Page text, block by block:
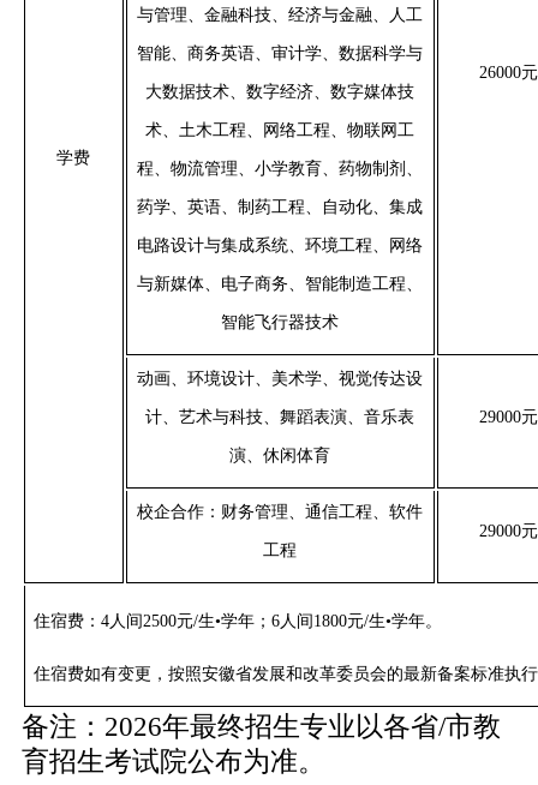
学费
与管理、金融科技、经济与金融、人工
智能、商务英语、审计学、数据科学与
大数据技术、数字经济、数字媒体技
术、土木工程、网络工程、物联网工
程、物流管理、小学教育、药物制剂、
药学、英语、制药工程、自动化、集成
电路设计与集成系统、环境工程、网络
与新媒体、 电子商务、智能制造工程、
智能飞行器技术
26000
动画、环境设计、美术学、视觉传达设
计、艺术与科技、舞蹈表演、音乐表
演、休闲体育
29000
校企合作 ： 财务管理、通信工程、软件
工程
29000
住宿费： 4人间2500元/生•学年；6人间1800元/生•学年。
住宿费如有变更，按照安徽省发展和改革委员会的最新备案标准执
备注： 2026年最终招生专业以各省/市教
育招生考试院公布为准。